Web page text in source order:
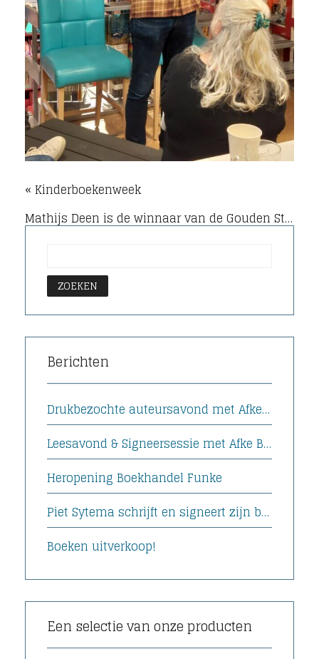
« Kinderboekenweek
Mathijs Deen is de winnaar van de Gouden Strop 2024! »
Berichten
Drukbezochte auteursavond met Afke Boven bij Boekhandel Funke
Leesavond & Signeersessie met Afke Boven
Heropening Boekhandel Funke
Piet Sytema schrijft en signeert zijn boek
Boeken uitverkoop!
Een selectie van onze producten